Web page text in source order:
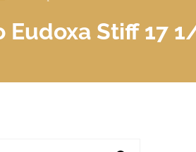
Stiff 17